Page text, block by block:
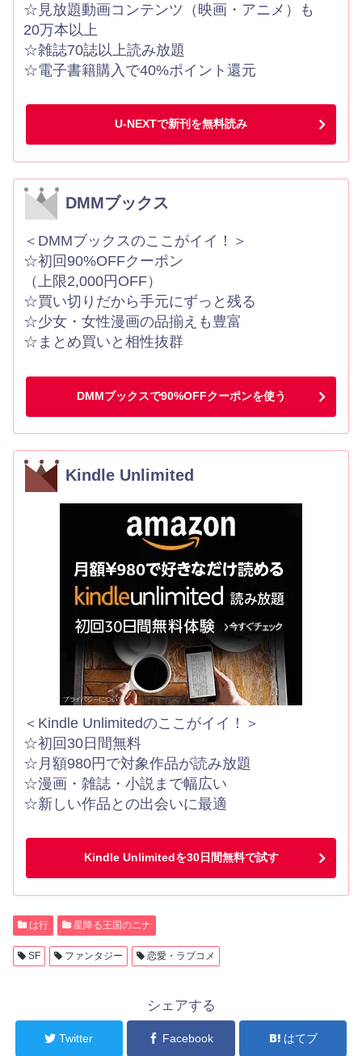
☆見放題動画コンテンツ（映画・アニメ）も
20万本以上
☆雑誌70誌以上読み放題
☆電子書籍購入で40%ポイント還元
U-NEXTで新刊を無料読み
DMMブックス
＜DMMブックスのここがイイ！＞
☆初回90%OFFクーポン
（上限2,000円OFF）
☆買い切りだから手元にずっと残る
☆少女・女性漫画の品揃えも豊富
☆まとめ買いと相性抜群
DMMブックスで90%OFFクーポンを使う
Kindle Unlimited
＜Kindle Unlimitedのここがイイ！＞
☆初回30日間無料
☆月額980円で対象作品が読み放題
☆漫画・雑誌・小説まで幅広い
☆新しい作品との出会いに最適
Kindle Unlimitedを30日間無料で試す
は行 星降る王国のニナ
SF ファンタジー 恋愛・ラブコメ
シェアする
Twitter Facebook はてブ